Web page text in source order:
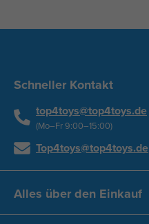
Schneller Kontakt
top4toys@top4toys.de
(Mo–Fr 9:00–15:00)
Top4toys@top4toys.de
Alles über den Einkauf